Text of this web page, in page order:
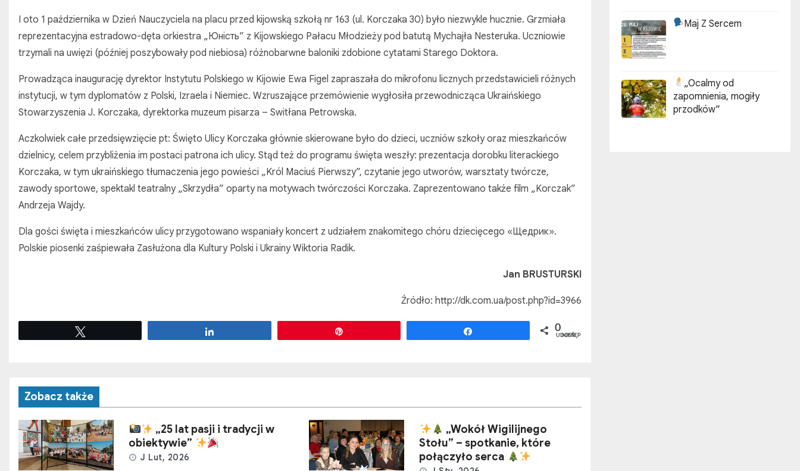
I oto 1 października w Dzień Nauczyciela na placu przed kijowską szkołą nr 163 (ul. Korczaka 30) było niezwykle hucznie. Grzmiała
reprezentacyjna estradowo-dęta orkiestra „Юність” z Kijowskiego Pałacu Młodzieży pod batutą Mychajła Nesteruka. Uczniowie
trzymali na uwięzi (później poszybowały pod niebiosa) różnobarwne baloniki zdobione cytatami Starego Doktora.
Prowadząca inaugurację dyrektor Instytutu Polskiego w Kijowie Ewa Figel zapraszała do mikrofonu licznych przedstawicieli różnych
instytucji, w tym dyplomatów z Polski, Izraela i Niemiec. Wzruszające przemówienie wygłosiła przewodnicząca Ukraińskiego
Stowarzyszenia J. Korczaka, dyrektorka muzeum pisarza – Switłana Petrowska.
Aczkolwiek całe przedsięwzięcie pt: Święto Ulicy Korczaka głównie skierowane było do dzieci, uczniów szkoły oraz mieszkańców
dzielnicy, celem przybliżenia im postaci patrona ich ulicy. Stąd też do programu święta weszły: prezentacja dorobku literackiego
Korczaka, w tym ukraińskiego tłumaczenia jego powieści „Król Maciuś Pierwszy”, czytanie jego utworów, warsztaty twórcze,
zawody sportowe, spektakl teatralny „Skrzydła” oparty na motywach twórczości Korczaka. Zaprezentowano także film „Korczak”
Andrzeja Wajdy.
Dla gości święta i mieszkańców ulicy przygotowano wspaniały koncert z udziałem znakomitego chóru dziecięcego «Щедрик».
Polskie piosenki zaśpiewała Zasłużona dla Kultury Polski i Ukrainy Wiktoria Radik.
Jan BRUSTURSKI
Źródło: http://dk.com.ua/post.php?id=3966
0
UDOSTĘPNIEŃ
Zobacz także
„25 lat pasji i tradycji w
obiektywie”
J Lut, 2026
„Wokół Wigilijnego
Stołu” – spotkanie, które
połączyło serca
historii Kijowa”
Maj Z Sercem
„Ocalmy od
zapomnienia, mogiły
przodków”